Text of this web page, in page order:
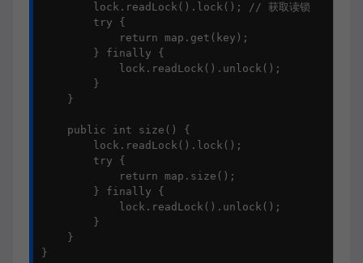
        lock.readLock().lock(); // 获取读锁
        try {
            return map.get(key);
        } finally {
            lock.readLock().unlock();
        }
    }
    public int size() {
        lock.readLock().lock();
        try {
            return map.size();
        } finally {
            lock.readLock().unlock();
        }
    }
}